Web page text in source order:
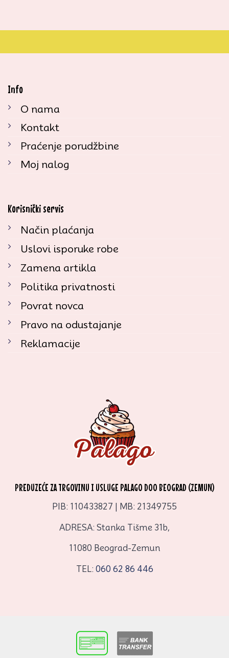
Info
O nama
Kontakt
Praćenje porudžbine
Moj nalog
Korisnički servis
Način plaćanja
Uslovi isporuke robe
Zamena artikla
Politika privatnosti
Povrat novca
Pravo na odustajanje
Reklamacije
PREDUZEĆE ZA TRGOVINU I USLUGE PALAGO DOO BEOGRAD (ZEMUN)
PIB: 110433827 | MB: 21349755
ADRESA: Stanka Tišme 31b,
11080 Beograd-Zemun
TEL: 060 62 86 446